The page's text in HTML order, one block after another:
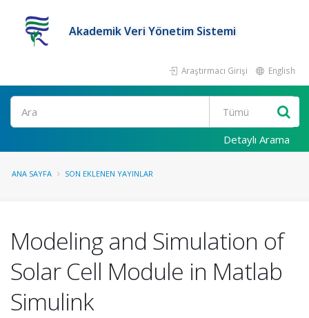
Akademik Veri Yönetim Sistemi
Araştırmacı Girişi English
Ara
Detaylı Arama
ANA SAYFA SON EKLENEN YAYINLAR
Modeling and Simulation of
Solar Cell Module in Matlab
Simulink